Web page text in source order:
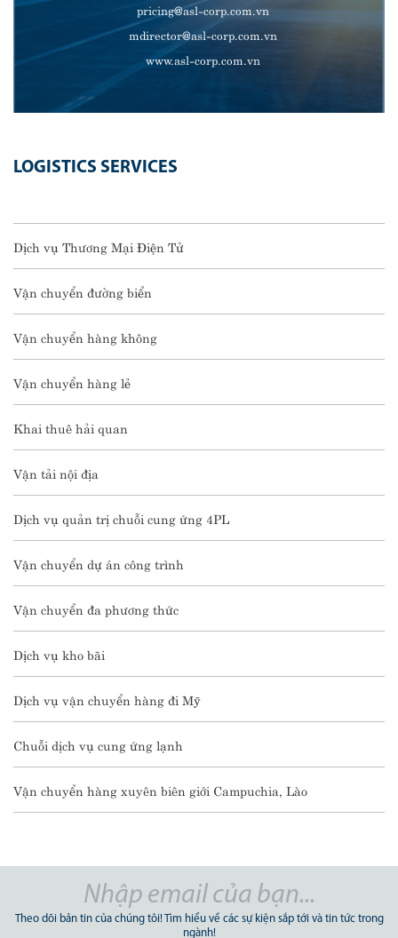
pricing@asl-corp.com.vn
mdirector@asl-corp.com.vn
www.asl-corp.com.vn
LOGISTICS SERVICES
Dịch vụ Thương Mại Điện Tử
Vận chuyển đường biển
Vận chuyển hàng không
Vận chuyển hàng lẻ
Khai thuê hải quan
Vận tải nội địa
Dịch vụ quản trị chuỗi cung ứng 4PL
Vận chuyển dự án công trình
Vận chuyển đa phương thức
Dịch vụ kho bãi
Dịch vụ vận chuyển hàng đi Mỹ
Chuỗi dịch vụ cung ứng lạnh
Vận chuyển hàng xuyên biên giới Campuchia, Lào
Theo dõi bản tin của chúng tôi! Tìm hiểu về các sự kiện sắp tới và tin tức trong
ngành!